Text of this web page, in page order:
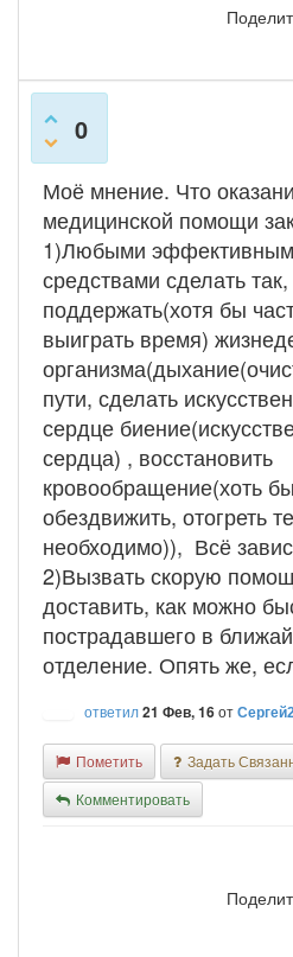
0
Моё мнение. Что
медицинской помощи
1)Любыми
средствами сделать
поддержать(хотя бы
выиграть время)
пути, сделать
сердце
сердца) , восстановить
кровообращение(хоть
обездвижить, отогреть
необходимо)), Всё
2)Вызвать скорую
доставить, как можно
пострадавшего в
отделение. Опять же,
ответил21 Фев, 16от
Пометить
Задать
Комментировать